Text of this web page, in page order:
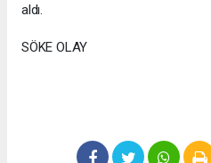
aldı.
SÖKE OLAY